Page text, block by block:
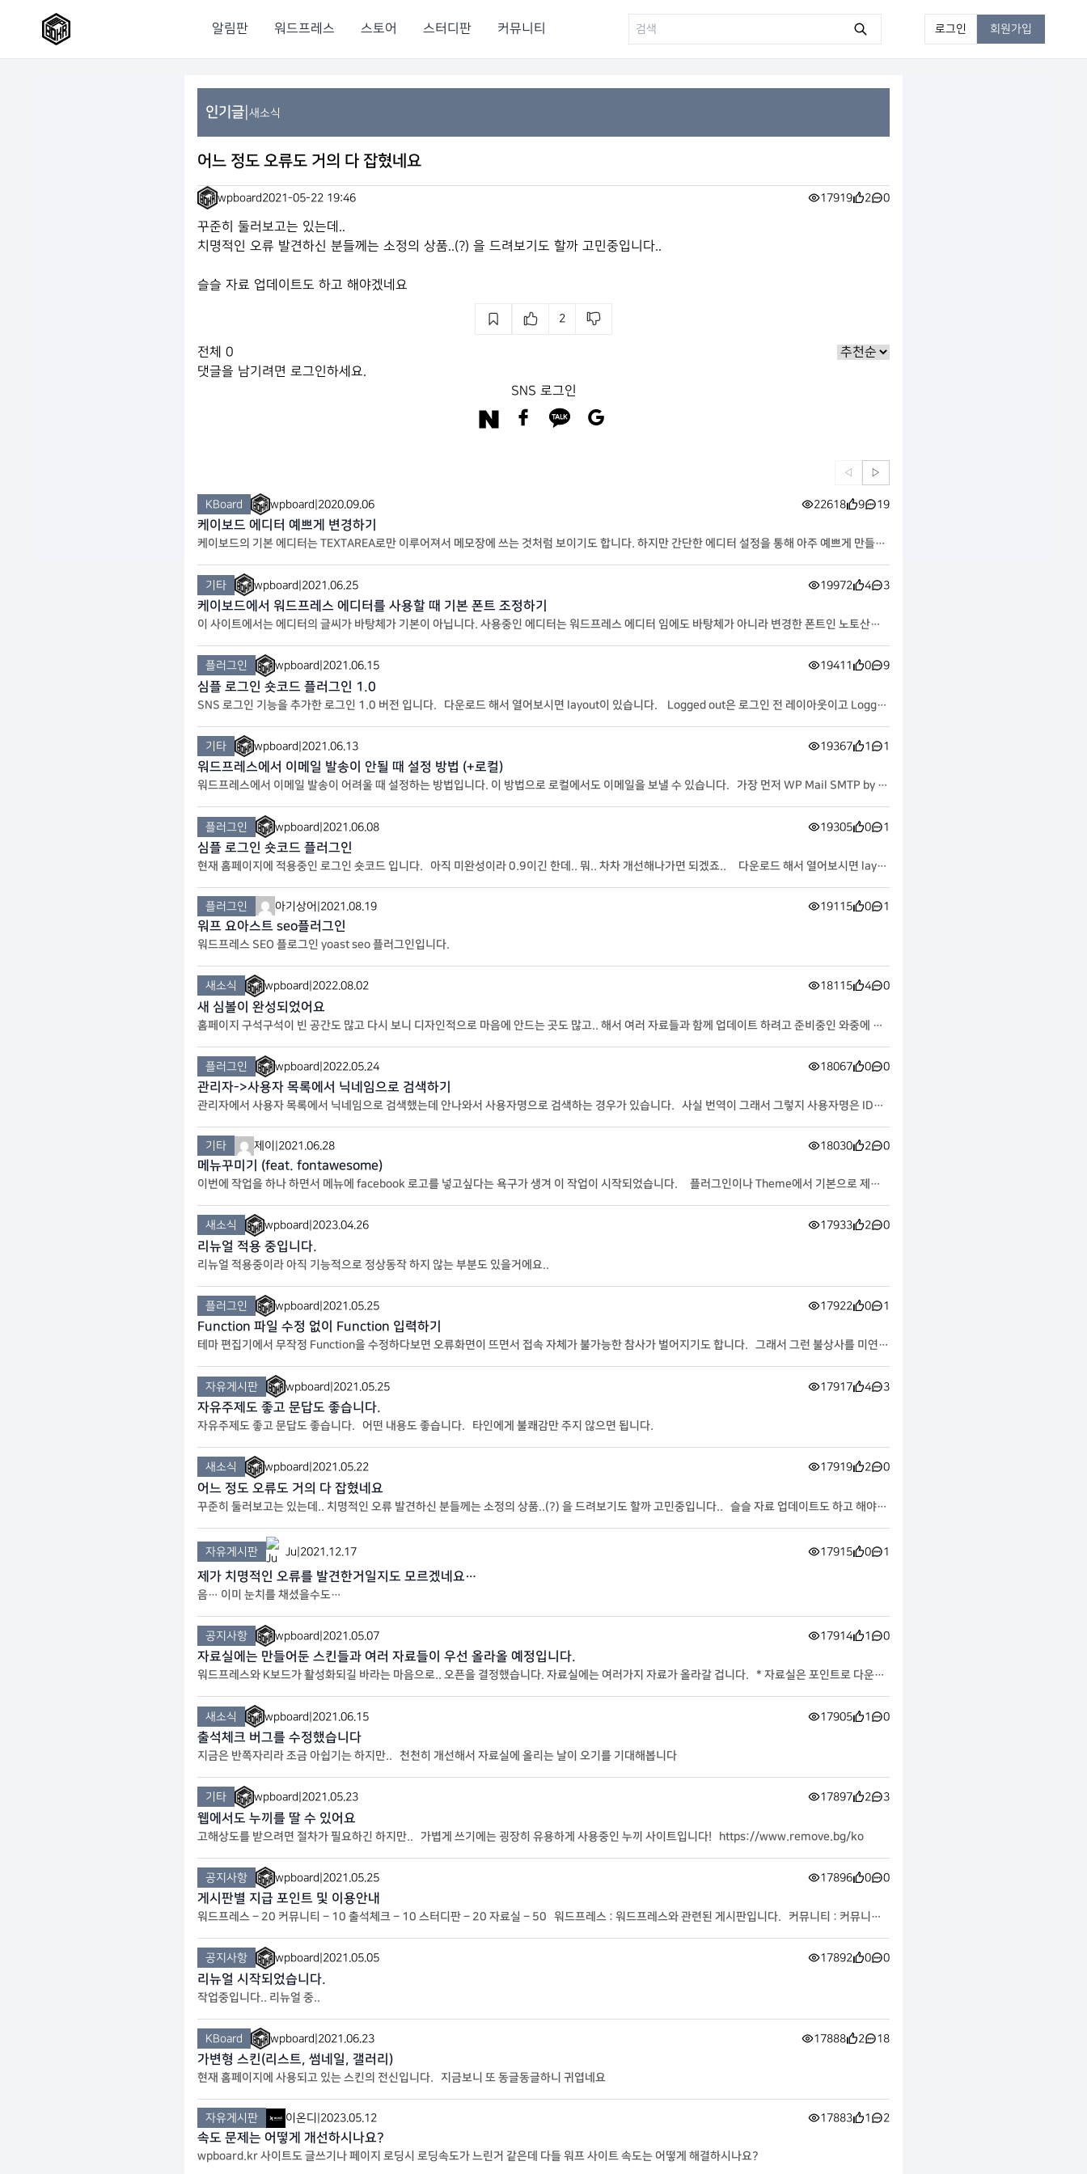
알림판 워드프레스 스토어 스터디판 커뮤니티 로그인 회원가입
인기글 새소식
어느 정도 오류도 거의 다 잡혔네요
wpboard 2021-05-22 19:46 17919 2 0
꾸준히 둘러보고는 있는데..
치명적인 오류 발견하신 분들께는 소정의 상품..(?) 을 드려보기도 할까 고민중입니다..
슬슬 자료 업데이트도 하고 해야겠네요
2
전체 0
댓글을 남기려면 로그인하세요.
SNS 로그인
◁ ▷
KBoard wpboard 2020.09.06 22618 9 19
케이보드 에디터 예쁘게 변경하기
케이보드의 기본 에디터는 TEXTAREA로만 이루어져서 메모장에 쓰는 것처럼 보이기도 합니다. 하지만 간단한 에디터 설정을 통해 아주 예쁘게 만들어
기타 wpboard|2021.06.25 19972 4 3
케이보드에서 워드프레스 에디터를 사용할 때 기본 폰트 조정하기
이 사이트에서는 에디터의 글씨가 바탕체가 기본이 아닙니다. 사용중인 에디터는 워드프레스 에디터 임에도 바탕체가 아니라 변경한 폰트인 노토산스
플러그인 wpboard 2021.06.15 19411 0 9
심플 로그인 숏코드 플러그인 1.0
SNS 로그인 기능을 추가한 로그인 1.0 버전 입니다. 다운로드 해서 열어보시면 layout이 있습니다. Logged out은 로그인 전 레이아웃이고 Logged
기타 wpboard 2021.06.13 19367 1 1
워드프레스에서 이메일 발송이 안될 때 설정 방법 (+로컬)
워드프레스에서 이메일 발송이 어려울 때 설정하는 방법입니다. 이 방법으로 로컬에서도 이메일을 보낼 수 있습니다. 가장 먼저 WP Mail SMTP by W
플러그인 wpboard|2021.06.08 19305 0 1
심플 로그인 숏코드 플러그인
현재 홈페이지에 적용중인 로그인 숏코드 입니다. 아직 미완성이라 0.9이긴 한데.. 뭐.. 차차 개선해나가면 되겠죠.. 다운로드 해서 열어보시면 layou
플러그인 아기상어 2021.08.19 19115 0 1
워프 요아스트 seo플러그인
워드프레스 SEO 플로그인 yoast seo 플러그인입니다.
새소식 wpboard 2022.08.02 18115 4 0
새 심볼이 완성되었어요
홈페이지 구석구석이 빈 공간도 많고 다시 보니 디자인적으로 마음에 안드는 곳도 많고.. 해서 여러 자료들과 함께 업데이트 하려고 준비중인 와중에 오
플러그인 wpboard 2022.05.24 18067 0 0
관리자->사용자 목록에서 닉네임으로 검색하기
관리자에서 사용자 목록에서 닉네임으로 검색했는데 안나와서 사용자명으로 검색하는 경우가 있습니다. 사실 번역이 그래서 그렇지 사용자명은 ID이
기타 제이 2021.06.28 18030 2 0
메뉴꾸미기 (feat. fontawesome)
이번에 작업을 하나 하면서 메뉴에 facebook 로고를 넣고싶다는 욕구가 생겨 이 작업이 시작되었습니다. 플러그인이나 Theme에서 기본으로 제공
새소식 wpboard 2023.04.26 17933 2 0
리뉴얼 적용 중입니다.
리뉴얼 적용중이라 아직 기능적으로 정상동작 하지 않는 부분도 있을거에요..
플러그인 wpboard 2021.05.25 17922 0 1
Function 파일 수정 없이 Function 입력하기
테마 편집기에서 무작정 Function을 수정하다보면 오류화면이 뜨면서 접속 자체가 불가능한 참사가 벌어지기도 합니다. 그래서 그런 불상사를 미연에
자유게시판 wpboard|2021.05.25 17917 4 3
자유주제도 좋고 문답도 좋습니다.
자유주제도 좋고 문답도 좋습니다. 어떤 내용도 좋습니다. 타인에게 불쾌감만 주지 않으면 됩니다.
새소식 wpboard 2021.05.22 17919 2 0
어느 정도 오류도 거의 다 잡혔네요
꾸준히 둘러보고는 있는데.. 치명적인 오류 발견하신 분들께는 소정의 상품..(?) 을 드려보기도 할까 고민중입니다.. 슬슬 자료 업데이트도 하고 해야겠
자유게시판 Ju|2021.12.17 17915 0 1
제가 치명적인 오류를 발견한거일지도 모르겠네요…
음… 이미 눈치를 채셨을수도…
공지사항 wpboard 2021.05.07 17914 1 0
자료실에는 만들어둔 스킨들과 여러 자료들이 우선 올라올 예정입니다.
워드프레스와 K보드가 활성화되길 바라는 마음으로.. 오픈을 결정했습니다. 자료실에는 여러가지 자료가 올라갈 겁니다. * 자료실은 포인트로 다운로
새소식 wpboard|2021.06.15 17905 1 0
출석체크 버그를 수정했습니다
지금은 반쪽자리라 조금 아쉽기는 하지만.. 천천히 개선해서 자료실에 올리는 날이 오기를 기대해봅니다
기타 wpboard 2021.05.23 17897 2 3
웹에서도 누끼를 딸 수 있어요
고해상도를 받으려면 절차가 필요하긴 하지만.. 가볍게 쓰기에는 굉장히 유용하게 사용중인 누끼 사이트입니다! https://www.remove.bg/ko
공지사항 wpboard 2021.05.25 17896 0 0
게시판별 지급 포인트 및 이용안내
워드프레스 – 20 커뮤니티 – 10 출석체크 – 10 스터디판 – 20 자료실 – 50 워드프레스 : 워드프레스와 관련된 게시판입니다. 커뮤니티 : 커뮤니티..
공지사항 wpboard 2021.05.05 17892 0 0
리뉴얼 시작되었습니다.
작업중입니다.. 리뉴얼 중..
KBoard wpboard 2021.06.23 17888 2 18
가변형 스킨(리스트, 썸네일, 갤러리)
현재 홈페이지에 사용되고 있는 스킨의 전신입니다. 지금보니 또 동글동글하니 귀엽네요
자유게시판 이온디 2023.05.12 17883 1 2
속도 문제는 어떻게 개선하시나요?
wpboard.kr 사이트도 글쓰기나 페이지 로딩시 로딩속도가 느린거 같은데 다들 워프 사이트 속도는 어떻게 해결하시나요?